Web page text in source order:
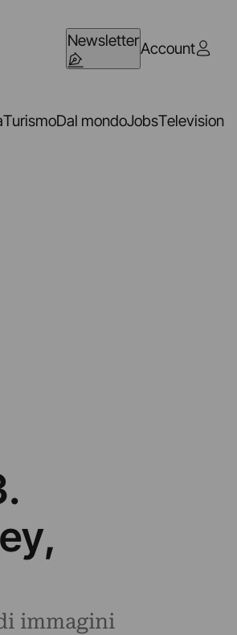
NewsletterAccount
TurismoDal mondoJobsTelevision
immagini